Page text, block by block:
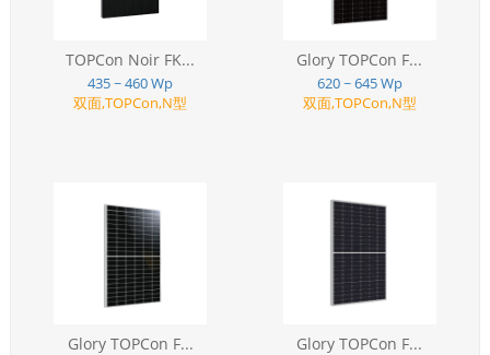
TOPCon Noir FK...
435 ~ 460 Wp
双面,TOPCon,N型
Glory TOPCon F...
620 ~ 645 Wp
双面,TOPCon,N型
Glory TOPCon F... Glory TOPCon F...